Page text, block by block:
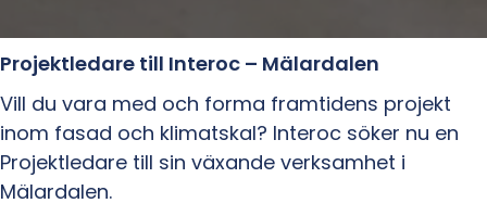
Projektledare till Interoc – Mälardalen
Vill du vara med och forma framtidens projekt
inom fasad och klimatskal? Interoc söker nu en
Projektledare till sin växande verksamhet i
Mälardalen.